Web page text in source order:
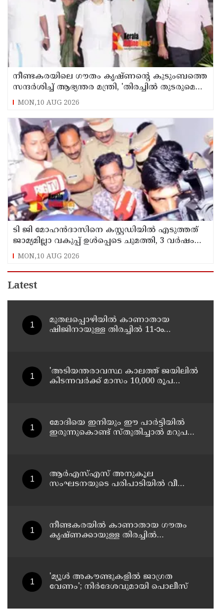
നീണ്ടകരയിലെ ഗൗതം കൃഷ്ണന്റെ കുടുംബത്തെ
സന്ദര്‍ശിച്ച് ആഭ്യന്തര മന്ത്രി, 'തിരച്ചില്‍ തുടരുമെന്ന്
ഉറപ്പ്
MON,10 AUG 2026
ടി ജി മോഹന്‍ദാസിനെ കസ്റ്റഡിയില്‍ എടുത്തത്
ജാമ്യമില്ലാ വകുപ്പ് ഉള്‍പ്പെടെ ചുമത്തി, 3 വര്‍ഷം
വരെ ശിക്ഷ ലഭിച്ചേക്കാം
MON,10 AUG 2026
Latest
മുതലപ്പൊഴിയില്‍ കാണാതായ
ഷിജിനായുള്ള തിരച്ചില്‍ 11-ാം
'അടിയന്തരാവസ്ഥ കാലത്ത് ജയിലില്‍
കിടന്നവര്‍ക്ക് മാസം 10,000 രൂപ
മോദിയെ ഇനിയും ഈ പാര്‍ട്ടിയില്‍
ഇരുന്നുകൊണ്ട് സ്തുതിച്ചാല്‍ മറുപടി
കോണ്‍ഗ്രസ് നേതാവ്
ആര്‍എസ്എസ് അനുകൂല
സംഘടനയുടെ പരിപാടിയില്‍ വീണ്ടും
നീണ്ടകരയില്‍ കാണാതായ ഗൗതം
കൃഷ്ണക്കായുള്ള തിരച്ചില്‍
'മ്യൂള്‍ അകൗണ്ടുകളില്‍ ജാഗ്രത
വേണം'; നിര്‍ദേശവുമായി പൊലീസ്